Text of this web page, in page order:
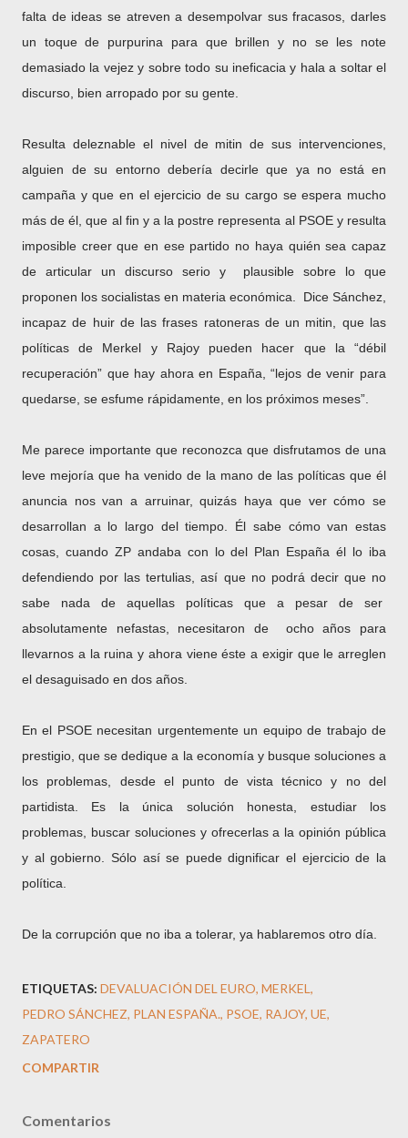
falta de ideas se atreven a desempolvar sus fracasos, darles
un toque de purpurina para que brillen y no se les note
demasiado la vejez y sobre todo su ineficacia y hala a soltar el
discurso, bien arropado por su gente.
Resulta deleznable el nivel de mitin de sus intervenciones,
alguien de su entorno debería decirle que ya no está en
campaña y que en el ejercicio de su cargo se espera mucho
más de él, que al fin y a la postre representa al PSOE y resulta
imposible creer que en ese partido no haya quién sea capaz
de articular un discurso serio y plausible sobre lo que
proponen los socialistas en materia económica. Dice Sánchez,
incapaz de huir de las frases ratoneras de un mitin, que las
políticas de Merkel y Rajoy pueden hacer que la “débil
recuperación” que hay ahora en España, “lejos de venir para
quedarse, se esfume rápidamente, en los próximos meses”.
Me parece importante que reconozca que disfrutamos de una
leve mejoría que ha venido de la mano de las políticas que él
anuncia nos van a arruinar, quizás haya que ver cómo se
desarrollan a lo largo del tiempo. Él sabe cómo van estas
cosas, cuando ZP andaba con lo del Plan España él lo iba
defendiendo por las tertulias, así que no podrá decir que no
sabe nada de aquellas políticas que a pesar de ser
absolutamente nefastas, necesitaron de ocho años para
llevarnos a la ruina y ahora viene éste a exigir que le arreglen
el desaguisado en dos años.
En el PSOE necesitan urgentemente un equipo de trabajo de
prestigio, que se dedique a la economía y busque soluciones a
los problemas, desde el punto de vista técnico y no del
partidista. Es la única solución honesta, estudiar los
problemas, buscar soluciones y ofrecerlas a la opinión pública
y al gobierno. Sólo así se puede dignificar el ejercicio de la
política.
De la corrupción que no iba a tolerar, ya hablaremos otro día.
ETIQUETAS: DEVALUACIÓN DEL EURO MERKEL
PEDRO SÁNCHEZ PLAN ESPAÑA. PSOE RAJOY UE
ZAPATERO
COMPARTIR
Comentarios